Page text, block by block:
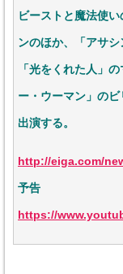
ビーストと魔法使
ンのほか、「アサシ
「光をくれた人」
ー・ウーマン」の
出演する。
http://eiga.com/
予告
https://